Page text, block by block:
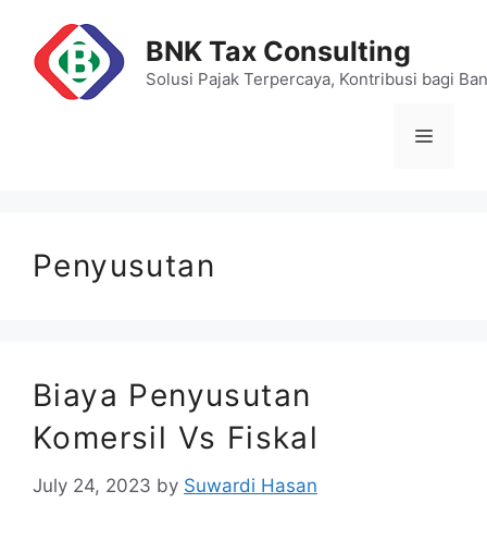
content
BNK Tax Consulting
Solusi Pajak Terpercaya, Kontribusi bagi
Menu
Penyusutan
Biaya Penyusutan
Komersil Vs Fiskal
July 24, 2023 by Suwardi Hasan